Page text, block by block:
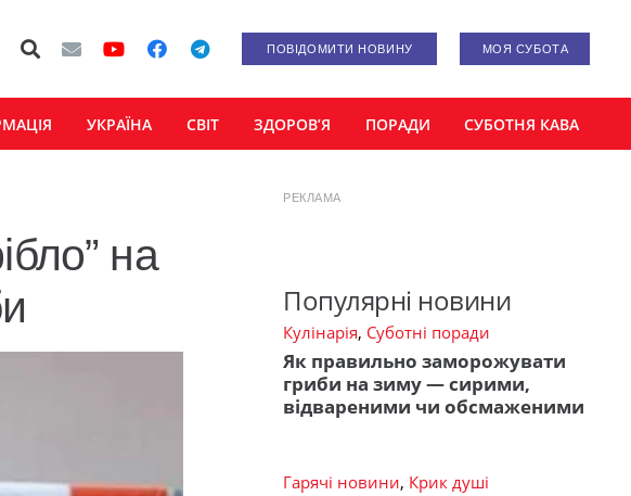
ПОВІДОМИТИ НОВИНУ МОЯ СУБОТА
УКРАЇНА СВІТ ЗДОРОВ’Я ПОРАДИ СУБОТНЯ КАВА
на
РЕКЛАМА
Популярні новини
Кулінарія, Суботні поради
Як правильно заморожувати
гриби на зиму — сирими,
відвареними чи обсмаженими
Гарячі новини, Крик душі